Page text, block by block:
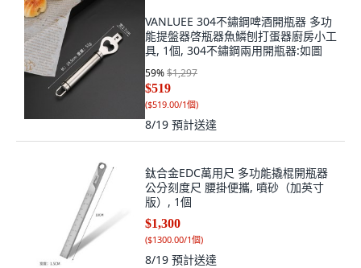
VANLUEE 304不鏽鋼啤酒開瓶器 多功
能提盤器啓瓶器魚鱗刨打蛋器廚房小工
具, 1個, 304不鏽鋼兩用開瓶器:如圖
59%$1,297
$519
($519.00/1個)
8/19 預計送達
鈦合金EDC萬用尺 多功能撬棍開瓶器
公分刻度尺 腰掛便攜, 噴砂（加英寸
版）, 1個
$1,300
($1300.00/1個)
8/19 預計送達